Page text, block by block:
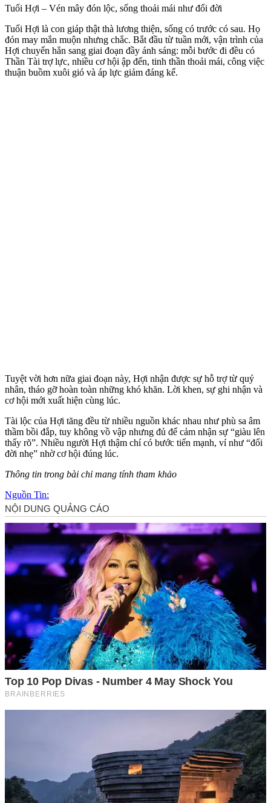
Tuổi Hợi – Vén mây đón lộc, sống thoải mái như đổi đời
Tuổi Hợi là con giáp thật thà lương thiện, sống có trước có sau. Họ
đón may mắn muộn nhưng chắc. Bắt đầu từ tuần mới, vận trình của
Hợi chuyển hẳn sang giai đoạn đầy ánh sáng: mỗi bước đi đều có
Thần Tài trợ lực, nhiều cơ hội ập đến, tinh thần thoải mái, công việc
thuận buồm xuôi gió và áp lực giảm đáng kể.
Tuyệt vời hơn nữa giai đoạn này, Hợi nhận được sự hỗ trợ từ quý
nhân, tháo gỡ hoàn toàn những khó khăn. Lời khen, sự ghi nhận và
cơ hội mới xuất hiện cùng lúc.
Tài lộc của Hợi tăng đều từ nhiều nguồn khác nhau như phù sa âm
thầm bồi đắp, tuy không vồ vập nhưng đủ để cảm nhận sự “giàu lên
thấy rõ”. Nhiều người Hợi thậm chí có bước tiến mạnh, ví như “đổi
đời nhẹ” nhờ cơ hội đúng lúc.
Thông tin trong bài chỉ mang tính tham khảo
Nguồn Tin: